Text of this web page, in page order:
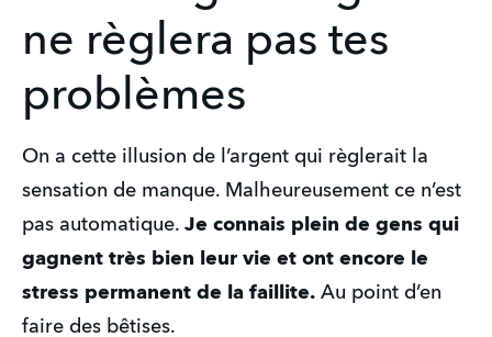
ne règlera pas tes
problèmes
On a cette illusion de l’argent qui règlerait la
sensation de manque. Malheureusement ce n’est
pas automatique. Je connais plein de gens qui
gagnent très bien leur vie et ont encore le
stress permanent de la faillite. Au point d’en
faire des bêtises.